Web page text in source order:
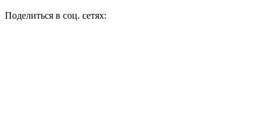
Поделиться в соц. сетях: